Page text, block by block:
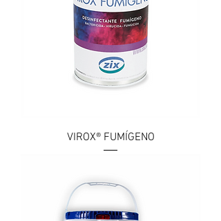
VIROX® FUMÍGENO